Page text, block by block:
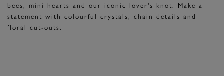
bees, mini hearts and our iconic lover's knot. Make a
statement with colourful crystals, chain details and
floral cut-outs.